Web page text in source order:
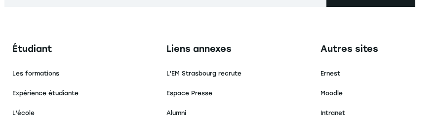
Navigation principale footer
Étudiant
Les formations
Expérience étudiante
L'école
Navigation secondaire footer
Liens annexes
L'EM Strasbourg recrute
Espace Presse
Alumni
Navigation tertiaire footer
Autres sites
Ernest
Moodle
Intranet